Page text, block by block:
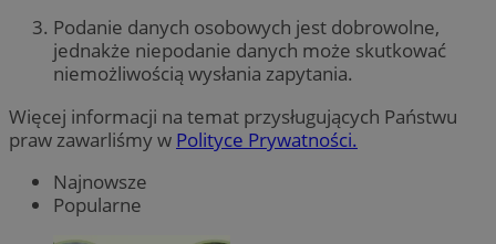
Podanie danych osobowych jest dobrowolne,
jednakże niepodanie danych może skutkować
niemożliwością wysłania zapytania.
Więcej informacji na temat przysługujących Państwu
praw zawarliśmy w Polityce Prywatności.
Najnowsze
Popularne